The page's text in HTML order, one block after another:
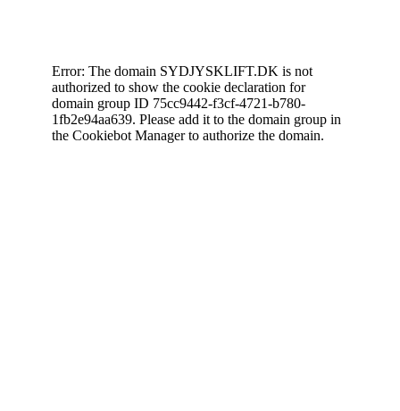
Error: The domain SYDJYSKLIFT.DK is not
authorized to show the cookie declaration for
domain group ID 75cc9442-f3cf-4721-b780-
1fb2e94aa639. Please add it to the domain group in
the Cookiebot Manager to authorize the domain.